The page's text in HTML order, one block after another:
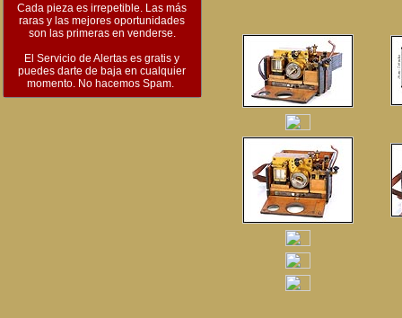
Cada pieza es irrepetible. Las más
raras y las mejores oportunidades
son las primeras en venderse.
El Servicio de Alertas es gratis y
puedes darte de baja en cualquier
momento. No hacemos Spam.